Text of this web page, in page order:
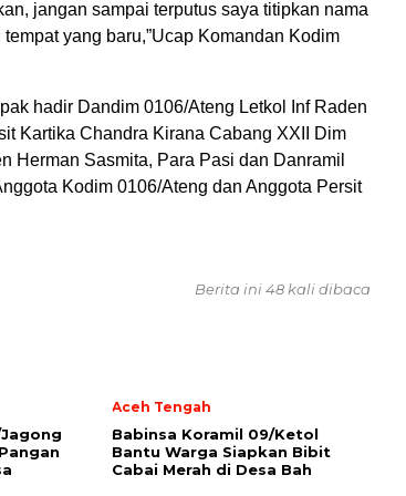
jangan sampai terputus saya titipkan nama
yang baru,”Ucap Komandan Kodim
hadir Dandim 0106/Ateng Letkol Inf Raden
Kartika Chandra Kirana Cabang XXII Dim
Herman Sasmita, Para Pasi dan Danramil
Kodim 0106/Ateng dan Anggota Persit
Berita ini 48 kali dibaca
Aceh Tengah
‎Babinsa Koramil 09/Ketol
Bantu Warga Siapkan Bibit
Cabai Merah di Desa Bah